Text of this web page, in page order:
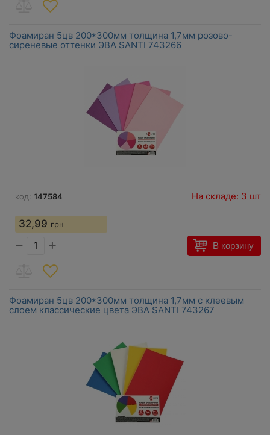
Фоамиран 5цв 200*300мм толщина 1,7мм розово-
сиреневые оттенки ЭВА SANTI 743266
код: 147584 На складе: 3 шт
32,99 грн
− + В корзину
Фоамиран 5цв 200*300мм толщина 1,7мм с клеевым
слоем классические цвета ЭВА SANTI 743267